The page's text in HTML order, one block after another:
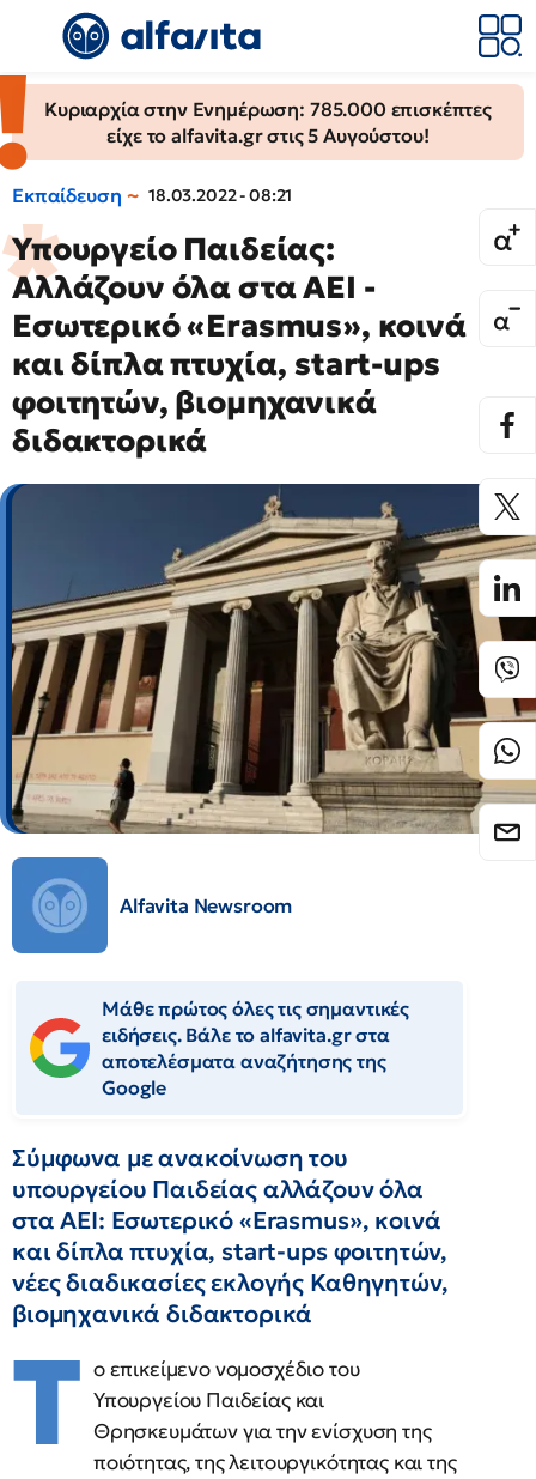
Κυριαρχία στην Ενημέρωση: 785.000 επισκέπτες
είχε το alfavita.gr στις 5 Αυγούστου!
Εκπαίδευση 18.03.2022 - 08:21
Υπουργείο Παιδείας:
Αλλάζουν όλα στα ΑΕΙ -
Εσωτερικό «Erasmus», κοινά
και δίπλα πτυχία, start-ups
φοιτητών, βιομηχανικά
διδακτορικά
Alfavita Newsroom
Μάθε πρώτος όλες τις σημαντικές
ειδήσεις. Βάλε το alfavita.gr στα
αποτελέσματα αναζήτησης της
Google
Σύμφωνα με ανακοίνωση του
υπουργείου Παιδείας αλλάζουν όλα
στα ΑΕΙ: Εσωτερικό «Erasmus», κοινά
και δίπλα πτυχία, start-ups φοιτητών,
νέες διαδικασίες εκλογής Καθηγητών,
βιομηχανικά διδακτορικά
Τ ο επικείμενο νομοσχέδιο του
Υπουργείου Παιδείας και
Θρησκευμάτων για την ενίσχυση της
ποιότητας, της λειτουργικότητας και της